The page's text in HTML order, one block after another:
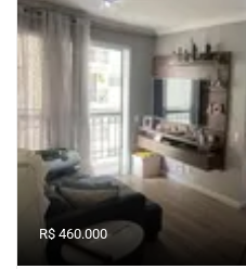
R$ 460.000